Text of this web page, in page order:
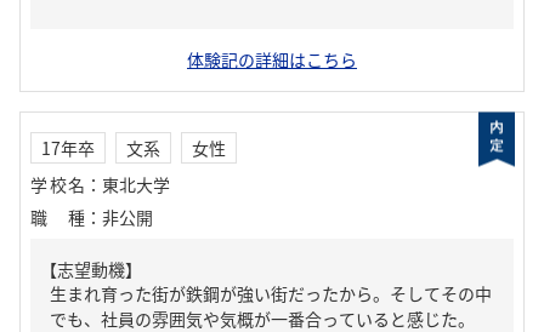
体験記の詳細はこちら
17年卒 文系
女性
学校名 ： 東北大学
職種 ： 非公開
【志望動機】
生まれ育った街が鉄鋼が強い街だったから。そしてその中
でも、社員の雰囲気や気概が一番合っていると感じた。